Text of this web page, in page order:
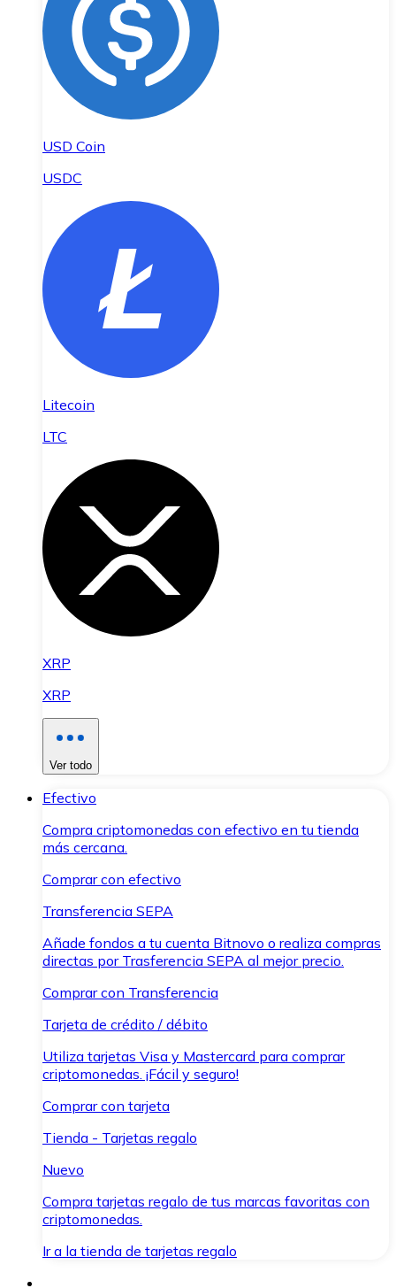
USD Coin
USDC
Litecoin
LTC
XRP
XRP
Ver todo
Efectivo
Compra criptomonedas con efectivo en tu tienda
más cercana.
Comprar con efectivo
Transferencia SEPA
Añade fondos a tu cuenta Bitnovo o realiza compras
directas por Trasferencia SEPA al mejor precio.
Comprar con Transferencia
Tarjeta de crédito / débito
Utiliza tarjetas Visa y Mastercard para comprar
criptomonedas. ¡Fácil y seguro!
Comprar con tarjeta
Tienda - Tarjetas regalo
Nuevo
Compra tarjetas regalo de tus marcas favoritas con
criptomonedas.
Ir a la tienda de tarjetas regalo